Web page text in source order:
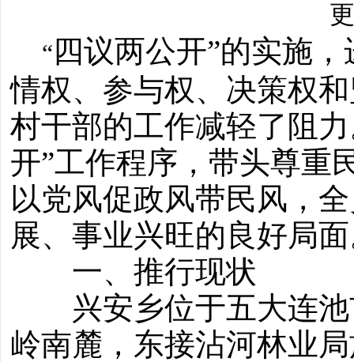
“ 四议两公开”的实施
情权、参与权、决策权
村干部的工作减轻了阻
开”工作程序，带头尊重
以党风促政风带民风，
展、事业兴旺的良好局
一、推行现状
兴安乡位于五大连池
岭南麓，东接沾河林业